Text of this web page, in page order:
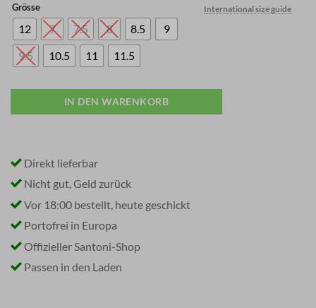
International size guide
Grösse
12 7 7.5 8 8.5
9
9.5
10.5 11 11.5
IN DEN WARENKORB
Direkt lieferbar
Nicht gut, Geld zurück
Vor 18:00 bestellt, heute geschickt
Portofrei in Europa
Offizieller Santoni-Shop
Passen in den Laden